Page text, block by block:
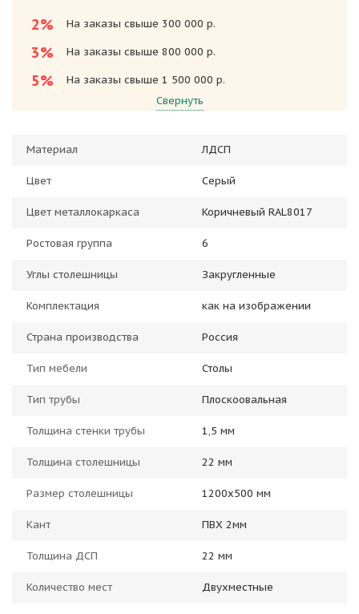
2%
На заказы свыше 300 000 р.
3% На заказы свыше 800 000 р.
5%
На заказы свыше 1 500 000 р.
Свернуть
Материал ЛДСП
Цвет Серый
Цвет металлокаркаса Коричневый RAL8017
Ростовая группа 6
Углы столешницы Закругленные
Комплектация как на изображении
Страна производства Россия
Тип мебели Столы
Тип трубы Плоскоовальная
Толщина стенки трубы 1,5 мм
Толщина столешницы 22 мм
Размер столешницы 1200x500 мм
Кант ПВХ 2мм
Толщина ДСП 22 мм
Количество мест Двухместные